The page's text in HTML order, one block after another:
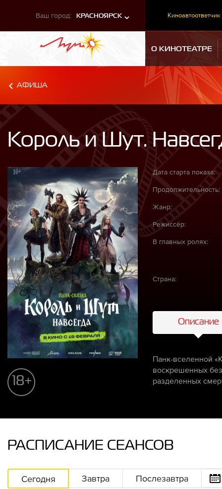
Ваш город: КРАСНОЯРСК Киноавтоответчик
О КИНОТЕАТРЕ
АФИША
Король и Шут.
18+
Дата старта показа:
Продолжительность:
Жанр:
Режиссёр:
В главных ролях:
Страна:
Описание
Панк-вселенной
воскрешенных
разделенных
РАСПИСАНИЕ СЕАНСОВ
Сегодня Завтра Послезавтра